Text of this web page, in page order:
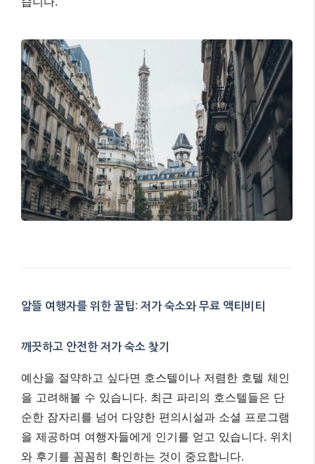
알뜰 여행자를 위한 꿀팁: 저가 숙소와 무료 액티비티
깨끗하고 안전한 저가 숙소 찾기
예산을 절약하고 싶다면 호스텔이나 저렴한 호텔 체인
을 고려해볼 수 있습니다. 최근 파리의 호스텔들은 단
순한 잠자리를 넘어 다양한 편의시설과 소셜 프로그램
을 제공하며 여행자들에게 인기를 얻고 있습니다. 위치
와 후기를 꼼꼼히 확인하는 것이 중요합니다.